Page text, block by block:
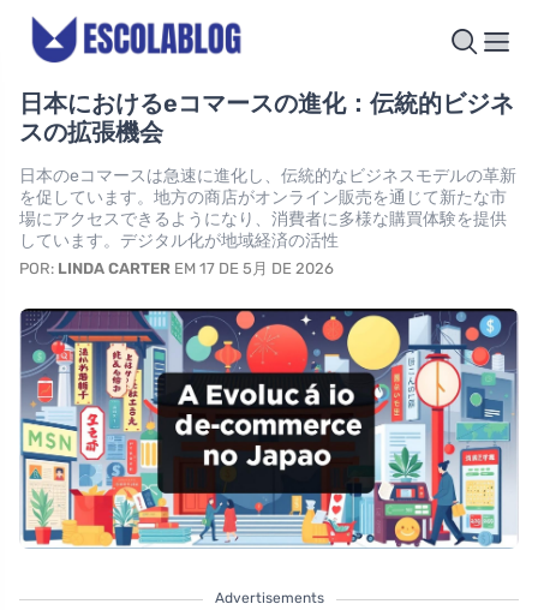
日本におけるeコマースの進化：伝統的ビジネ
スの拡張機会
日本のeコマースは急速に進化し、伝統的なビジネスモデルの革新
を促しています。地方の商店がオンライン販売を通じて新たな市
場にアクセスできるようになり、消費者に多様な購買体験を提供
しています。デジタル化が地域経済の活性
POR: LINDA CARTER EM 17 DE 5月 DE 2026
Advertisements